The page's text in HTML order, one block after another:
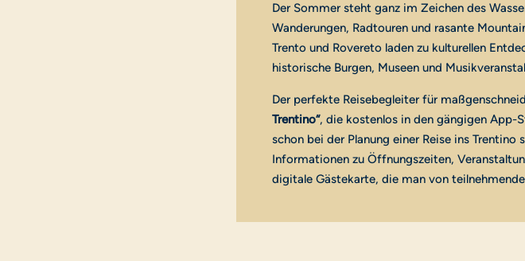
Der Sommer steht ganz im Zeichen des
Wanderungen, Radtouren und rasante
Trento und Rovereto laden zu kulturellen
historische Burgen, Museen und
Der perfekte Reisebegleiter für
Trentino“, die kostenlos in den gängigen App-
schon bei der Planung einer Reise ins
Informationen zu Öffnungszeiten,
digitale Gästekarte, die man von